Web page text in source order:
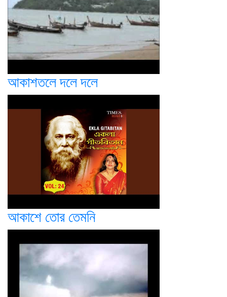
আকাশতলে দলে দলে
আকাশে তোর তেমনি